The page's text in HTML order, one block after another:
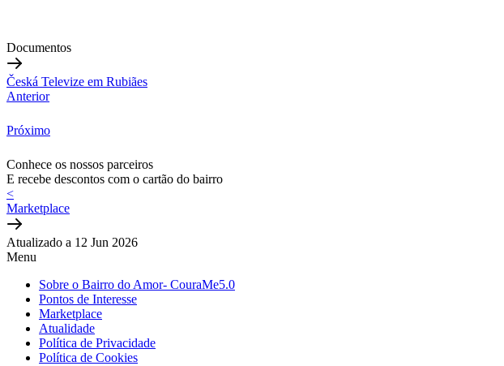
Documentos
Česká Televize em Rubiães
Anterior
Próximo
Conhece os nossos parceiros
E recebe descontos com o cartão do bairro
<
Marketplace
Atualizado a 12 Jun 2026
Menu
Sobre o Bairro do Amor- CouraMe5.0
Pontos de Interesse
Marketplace
Atualidade
Política de Privacidade
Política de Cookies